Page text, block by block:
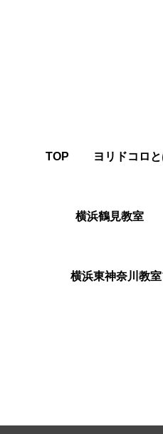
TOP ヨリドコロ
横浜鶴見教室
横浜東神奈川教